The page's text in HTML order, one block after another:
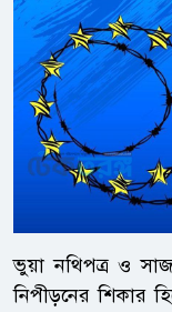
ভুয়া নথিপত্র ও
নিপীড়নের শিকার